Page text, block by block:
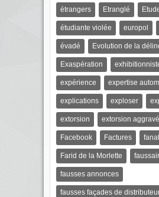
étrangers Etranglé
étudiante violée europol
évadé Evolution de la
Exaspération
expérience expertise
explications exploser
extorsion extorsion
Facebook Factures
Farid de la Morlette
fausses annonces
fausses façades de